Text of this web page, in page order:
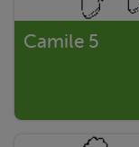
Camile 5